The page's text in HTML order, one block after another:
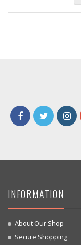
INFORMATION
About Our Shop
Secure Shopping